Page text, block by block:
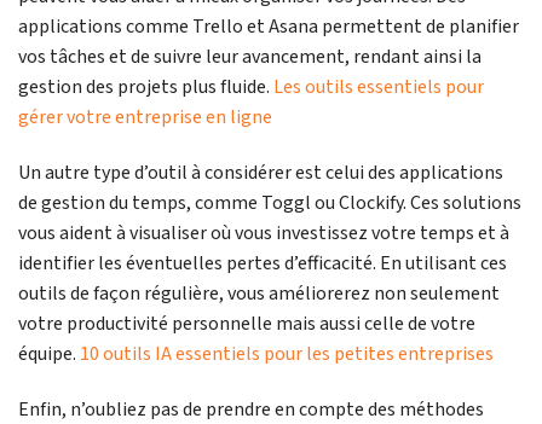
applications comme Trello et Asana permettent de planifier
vos tâches et de suivre leur avancement, rendant ainsi la
gestion des projets plus fluide. Les outils essentiels pour
gérer votre entreprise en ligne
Un autre type d’outil à considérer est celui des applications
de gestion du temps, comme Toggl ou Clockify. Ces solutions
vous aident à visualiser où vous investissez votre temps et à
identifier les éventuelles pertes d’efficacité. En utilisant ces
outils de façon régulière, vous améliorerez non seulement
votre productivité personnelle mais aussi celle de votre
équipe. 10 outils IA essentiels pour les petites entreprises
Enfin, n’oubliez pas de prendre en compte des méthodes